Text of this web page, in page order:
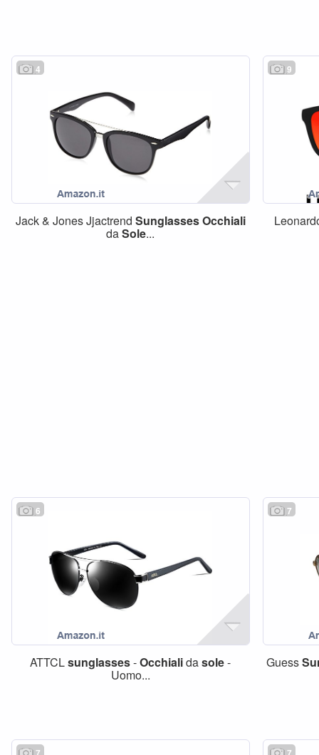
4
Jack & Jones Jjactrend SunglassesOcchiali
daSole...
9
6
ATTCLsunglasses-Occhialidasole-
Uomo...
7
Guess